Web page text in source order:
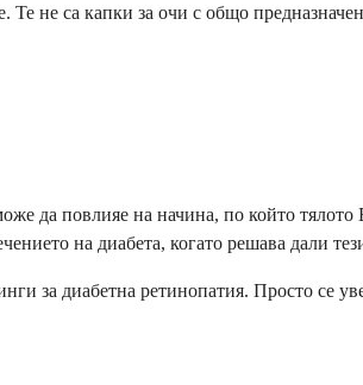
Те не са капки за очи с общо
да повлияе на начина, по който тялото
на диабета, когато решава дали
за диабетна ретинопатия. Просто се